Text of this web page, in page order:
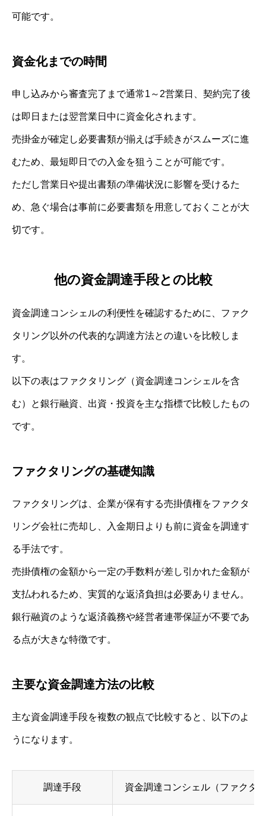
可能です。
資金化までの時間
申し込みから審査完了まで通常1～2営業日、契約完了後
は即日または翌営業日中に資金化されます。
売掛金が確定し必要書類が揃えば手続きがスムーズに進
むため、最短即日での入金を狙うことが可能です。
ただし営業日や提出書類の準備状況に影響を受けるた
め、急ぐ場合は事前に必要書類を用意しておくことが大
切です。
他の資金調達手段との比較
資金調達コンシェルの利便性を確認するために、ファク
タリング以外の代表的な調達方法との違いを比較しま
す。
以下の表はファクタリング（資金調達コンシェルを含
む）と銀行融資、出資・投資を主な指標で比較したもの
です。
ファクタリングの基礎知識
ファクタリングは、企業が保有する売掛債権をファクタ
リング会社に売却し、入金期日よりも前に資金を調達す
る手法です。
売掛債権の金額から一定の手数料が差し引かれた金額が
支払われるため、実質的な返済負担は必要ありません。
銀行融資のような返済義務や経営者連帯保証が不要であ
る点が大きな特徴です。
主要な資金調達方法の比較
主な資金調達手段を複数の観点で比較すると、以下のよ
うになります。
調達手段 資金調達コンシェル（ファクタ